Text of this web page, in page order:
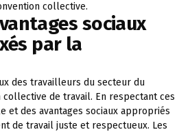
collective.
sociaux
par la
des travailleurs du secteur du
de travail. En respectant ces
et des avantages sociaux appropriés
de travail juste et respectueux. Les